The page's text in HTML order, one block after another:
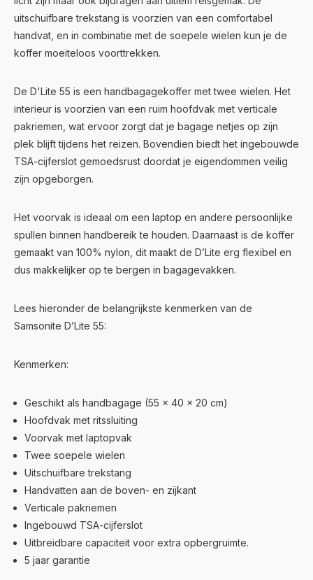
uitschuifbare trekstang is voorzien van een comfortabel
handvat, en in combinatie met de soepele wielen kun je de
koffer moeiteloos voorttrekken.
De D'Lite 55 is een handbagagekoffer met twee wielen. Het
interieur is voorzien van een ruim hoofdvak met verticale
pakriemen, wat ervoor zorgt dat je bagage netjes op zijn
plek blijft tijdens het reizen. Bovendien biedt het ingebouwde
TSA-cijferslot gemoedsrust doordat je eigendommen veilig
zijn opgeborgen.
Het voorvak is ideaal om een laptop en andere persoonlijke
spullen binnen handbereik te houden. Daarnaast is de koffer
gemaakt van 100% nylon, dit maakt de D’Lite erg flexibel en
dus makkelijker op te bergen in bagagevakken.
Lees hieronder de belangrijkste kenmerken van de
Samsonite D’Lite 55:
Kenmerken:
Geschikt als handbagage (55 x 40 x 20 cm)
Hoofdvak met ritssluiting
Voorvak met laptopvak
Twee soepele wielen
Uitschuifbare trekstang
Handvatten aan de boven- en zijkant
Verticale pakriemen
Ingebouwd TSA-cijferslot
Uitbreidbare capaciteit voor extra opbergruimte.
5 jaar garantie